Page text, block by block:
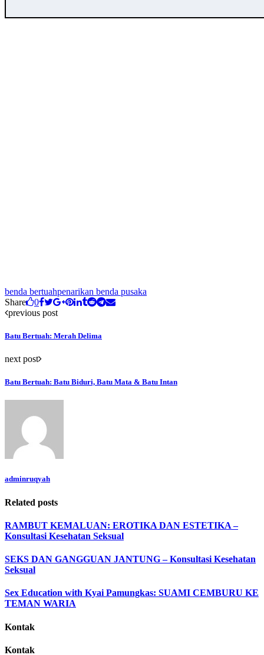
benda bertuahpenarikan benda pusaka
Share
0
previous post
Batu Bertuah: Merah Delima
next post
Batu Bertuah: Batu Biduri, Batu Mata & Batu Intan
adminruqyah
Related posts
RAMBUT KEMALUAN: EROTIKA DAN ESTETIKA –
Konsultasi Kesehatan Seksual
SEKS DAN GANGGUAN JANTUNG – Konsultasi Kesehatan
Seksual
Sex Education with Kyai Pamungkas: SUAMI CEMBURU KE
TEMAN WARIA
Kontak
Kontak